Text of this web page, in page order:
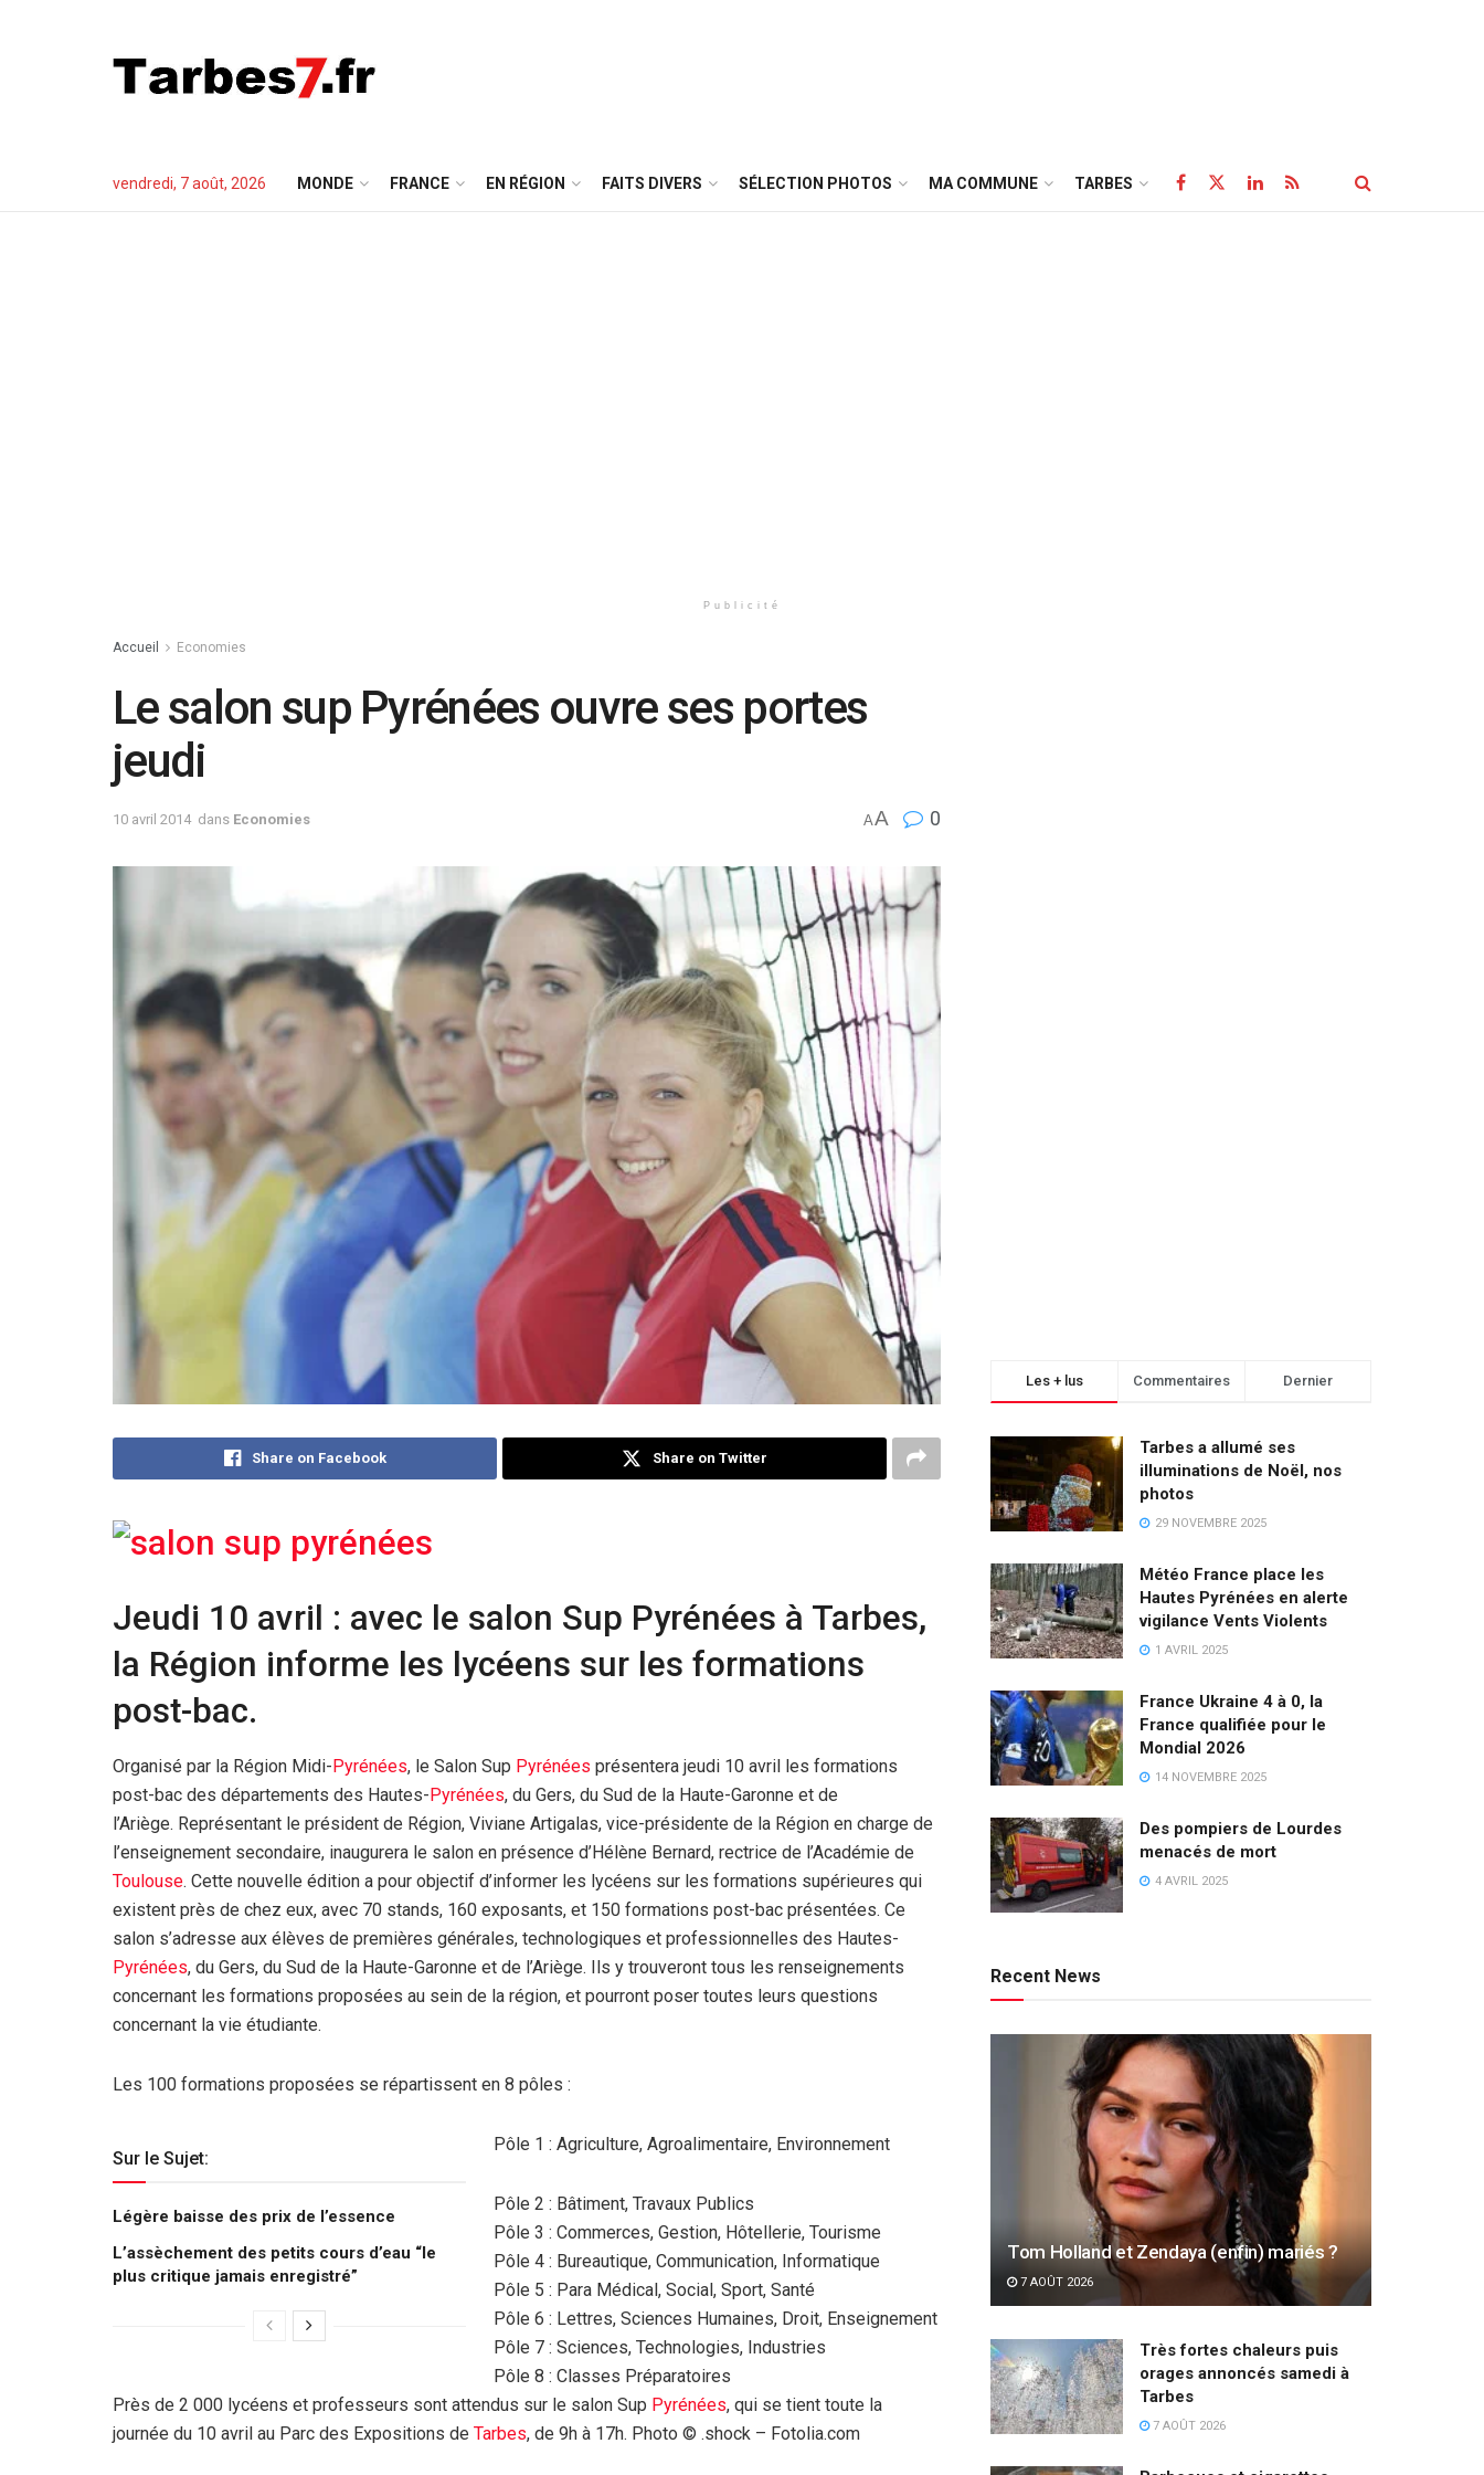
vendredi, 7 août, 2026 MONDE FRANCE EN RÉGION FAITS DIVERS SÉLECTION PHOTOS MA COMMUNE TARBES
Publicité
Accueil Economies
Le salon sup Pyrénées ouvre ses portes
jeudi
10 avril 2014 dans Economies AA 0
Share on Facebook Share on Twitter
Jeudi 10 avril : avec le salon Sup Pyrénées à Tarbes,
la Région informe les lycéens sur les formations
post-bac.
Organisé par la Région Midi-Pyrénées, le Salon Sup Pyrénées présentera jeudi 10 avril les formations
post-bac des départements des Hautes-Pyrénées, du Gers, du Sud de la Haute-Garonne et de
l’Ariège. Représentant le président de Région, Viviane Artigalas, vice-présidente de la Région en charge de
l’enseignement secondaire, inaugurera le salon en présence d’Hélène Bernard, rectrice de l’Académie de
Toulouse. Cette nouvelle édition a pour objectif d’informer les lycéens sur les formations supérieures qui
existent près de chez eux, avec 70 stands, 160 exposants, et 150 formations post-bac présentées. Ce
salon s’adresse aux élèves de premières générales, technologiques et professionnelles des Hautes-
Pyrénées, du Gers, du Sud de la Haute-Garonne et de l’Ariège. Ils y trouveront tous les renseignements
concernant les formations proposées au sein de la région, et pourront poser toutes leurs questions
concernant la vie étudiante.
Les 100 formations proposées se répartissent en 8 pôles :
Sur le Sujet:
Légère baisse des prix de l’essence
L’assèchement des petits cours d’eau “le
plus critique jamais enregistré”
Pôle 1 : Agriculture, Agroalimentaire, Environnement
Pôle 2 : Bâtiment, Travaux Publics
Pôle 3 : Commerces, Gestion, Hôtellerie, Tourisme
Pôle 4 : Bureautique, Communication, Informatique
Pôle 5 : Para Médical, Social, Sport, Santé
Pôle 6 : Lettres, Sciences Humaines, Droit, Enseignement
Pôle 7 : Sciences, Technologies, Industries
Pôle 8 : Classes Préparatoires
Près de 2 000 lycéens et professeurs sont attendus sur le salon Sup Pyrénées, qui se tient toute la
journée du 10 avril au Parc des Expositions de Tarbes, de 9h à 17h. Photo © .shock – Fotolia.com
Les + lus Commentaires Dernier
Tarbes a allumé ses
illuminations de Noël, nos
photos
29 NOVEMBRE 2025
Météo France place les
Hautes Pyrénées en alerte
vigilance Vents Violents
1 AVRIL 2025
France Ukraine 4 à 0, la
France qualifiée pour le
Mondial 2026
14 NOVEMBRE 2025
Des pompiers de Lourdes
menacés de mort
4 AVRIL 2025
Recent News
Tom Holland et Zendaya (enfin) mariés ?
7 AOÛT 2026
Très fortes chaleurs puis
orages annoncés samedi à
Tarbes
7 AOÛT 2026